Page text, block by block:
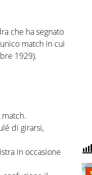
che ha segnato
match in cui
1929).
di girarsi,
in occasione